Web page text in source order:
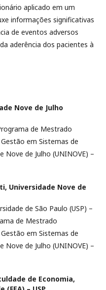
aplicado em um
informações significativas
de eventos adversos
aderência dos pacientes à
Nove de Julho
de Mestrado
em Sistemas de
Nove de Julho (UNINOVE) –
Universidade Nove de
de São Paulo (USP) –
de Mestrado
em Sistemas de
Nove de Julho (UNINOVE) –
de Economia,